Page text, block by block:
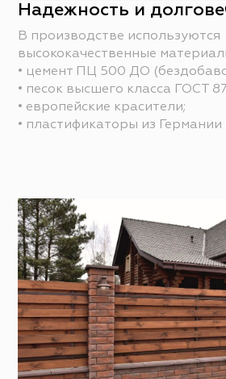
Надежность и
В производстве используются
высококачественные
• цемент ПЦ 500 ДО
• песок высшего класса ГОСТ
• европейские красители;
• пластификаторы из